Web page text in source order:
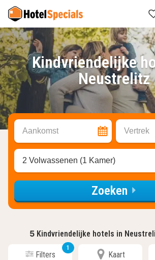
Kindvriendelijke
Neustrelitz
Aankomst Vertrek
2 Volwassenen (1 Kamer)
Zoeken
5 Kindvriendelijke hotels in
Filters
1
Kaart